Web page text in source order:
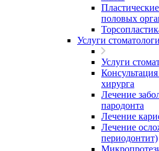
половых
Услуги
Услуги
хирурга
Лечение
пародонта
Лечение
Лечение
периодонтит)